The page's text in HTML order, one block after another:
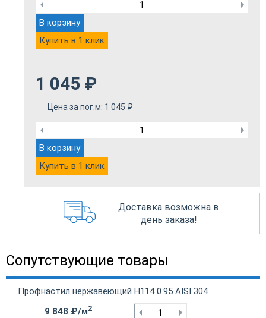
В корзину
Купить в 1 клик
1 045 ₽
Цена за пог.м: 1 045 ₽
В корзину
Купить в 1 клик
Доставка возможна в
день заказа!
Сопутствующие товары
Профнастил нержавеющий Н114 0.95 AISI 304
9 848 ₽/м2